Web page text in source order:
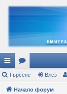
ъ
рз
ор
ум
Търсене Влез
Начало форум